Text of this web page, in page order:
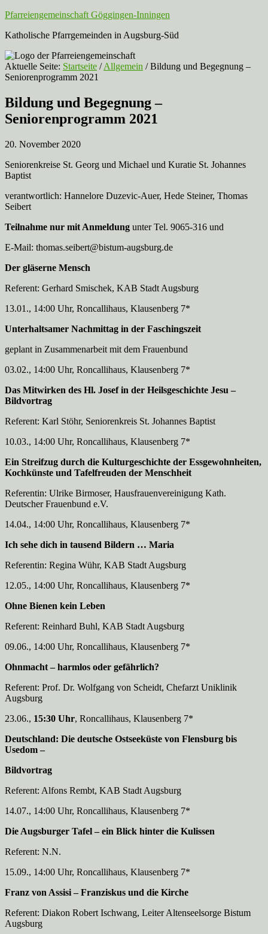
Pfarreiengemeinschaft Göggingen-Inningen
Katholische Pfarrgemeinden in Augsburg-Süd
Aktuelle Seite: Startseite / Allgemein /Bildung und Begegnung –
Seniorenprogramm 2021
Bildung und Begegnung –
Seniorenprogramm 2021
20. November 2020
Seniorenkreise St. Georg und Michael und Kuratie St. Johannes
Baptist
verantwortlich: Hannelore Duzevic-Auer, Hede Steiner, Thomas
Seibert
Teilnahme nur mit Anmeldung unter Tel. 9065-316 und
E-Mail: thomas.seibert@bistum-augsburg.de
Der gläserne Mensch
Referent: Gerhard Smischek, KAB Stadt Augsburg
13.01., 14:00 Uhr, Roncallihaus, Klausenberg 7*
Unterhaltsamer Nachmittag in der Faschingszeit
geplant in Zusammenarbeit mit dem Frauenbund
03.02., 14:00 Uhr, Roncallihaus, Klausenberg 7*
Das Mitwirken des Hl. Josef in der Heilsgeschichte Jesu –
Bildvortrag
Referent: Karl Stöhr, Seniorenkreis St. Johannes Baptist
10.03., 14:00 Uhr, Roncallihaus, Klausenberg 7*
Ein Streifzug durch die Kulturgeschichte der Essgewohnheiten,
Kochkünste und Tafelfreuden der Menschheit
Referentin: Ulrike Birmoser, Hausfrauenvereinigung Kath.
Deutscher Frauenbund e.V.
14.04., 14:00 Uhr, Roncallihaus, Klausenberg 7*
Ich sehe dich in tausend Bildern … Maria
Referentin: Regina Wühr, KAB Stadt Augsburg
12.05., 14:00 Uhr, Roncallihaus, Klausenberg 7*
Ohne Bienen kein Leben
Referent: Reinhard Buhl, KAB Stadt Augsburg
09.06., 14:00 Uhr, Roncallihaus, Klausenberg 7*
Ohnmacht – harmlos oder gefährlich?
Referent: Prof. Dr. Wolfgang von Scheidt, Chefarzt Uniklinik
Augsburg
23.06., 15:30 Uhr, Roncallihaus, Klausenberg 7*
Deutschland: Die deutsche Ostseeküste von Flensburg bis
Usedom –
Bildvortrag
Referent: Alfons Rembt, KAB Stadt Augsburg
14.07., 14:00 Uhr, Roncallihaus, Klausenberg 7*
Die Augsburger Tafel – ein Blick hinter die Kulissen
Referent: N.N.
15.09., 14:00 Uhr, Roncallihaus, Klausenberg 7*
Franz von Assisi – Franziskus und die Kirche
Referent: Diakon Robert Ischwang, Leiter Altenseelsorge Bistum
Augsburg